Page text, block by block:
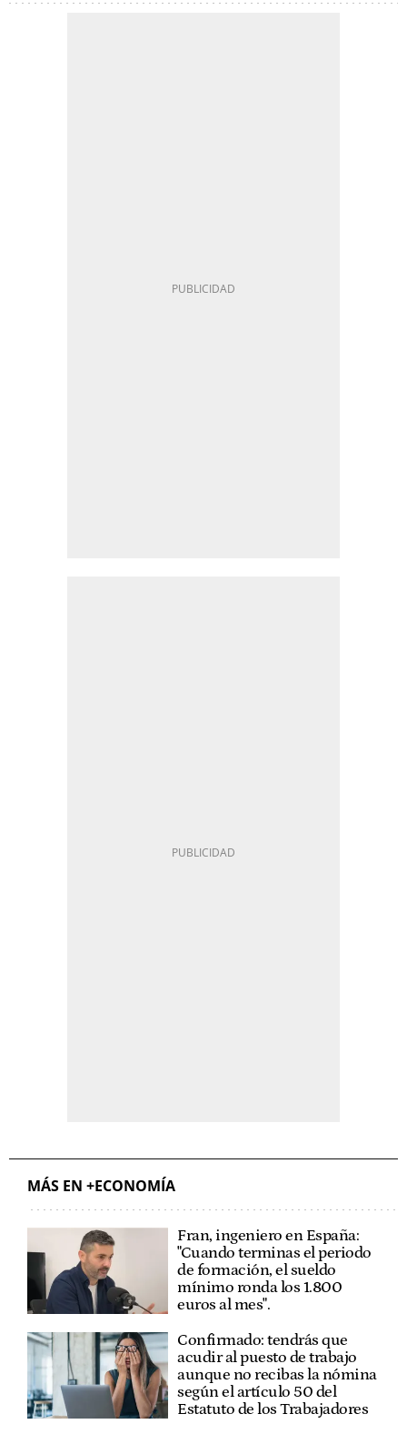
MÁS EN +ECONOMÍA
Fran, ingeniero en España:
"Cuando terminas el periodo
de formación, el sueldo
mínimo ronda los 1.800
euros al mes".
Confirmado: tendrás que
acudir al puesto de trabajo
aunque no recibas la nómina
según el artículo 50 del
Estatuto de los Trabajadores